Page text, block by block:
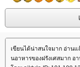
เขียนได้น่าสนใจมาก อ่านแ
นอาหารของฝรังเศสมาก อ